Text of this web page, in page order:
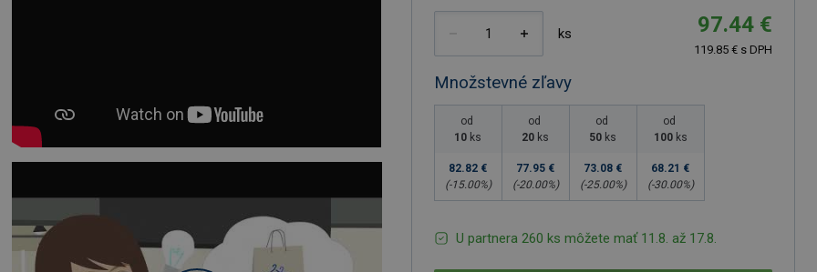
ks 97.44 €
119.85 € s DPH
Množstevné zľavy
od
10 ks
82.82 €
(-15.00%)
od
20 ks
77.95 €
(-20.00%)
od
50 ks
73.08 €
(-25.00%)
od
100 ks
68.21 €
(-30.00%)
U partnera 260 ks môžete mať 11.8. až 17.8.